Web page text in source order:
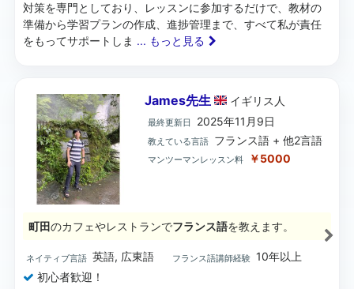
対策を専門としており、レッスンに参加するだけで、教材の
準備から学習プランの作成、進捗管理まで、すべて私が責任
をもってサポートしま ... もっと見る
James先生 イギリス 人
最終更新日 2025年11月9日
教えている言語 フランス語 + 他2言語
マンツーマンレッスン料 ￥5000
町田のカフェやレストランでフランス語を教えます。
ネイティブ言語 英語, 広東語 フランス語講師経験 10年以上
初心者歓迎！